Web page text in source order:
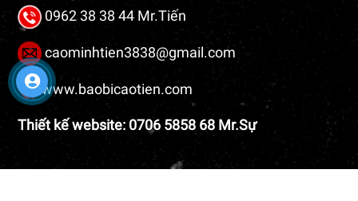
0962 38 38 44 Mr.Tiến
caominhtien3838@gmail.com
www.baobicaotien.com
Thiết kế website: 0706 5858 68 Mr.Sự